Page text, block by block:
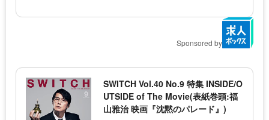
Sponsored by
SWITCH Vol.40 No.9 特集 INSIDE/O
UTSIDE of The Movie(表紙巻頭:福
山雅治 映画『沈黙のパレード』)